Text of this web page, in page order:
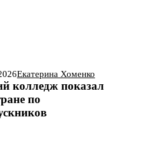
Екатерина Хоменко
колледж показал
по